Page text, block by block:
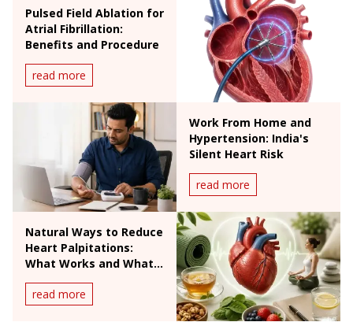
Pulsed Field Ablation for
Atrial Fibrillation:
Benefits and Procedure
read more
Work From Home and
Hypertension: India's
Silent Heart Risk
read more
Natural Ways to Reduce
Heart Palpitations:
What Works and What
read more